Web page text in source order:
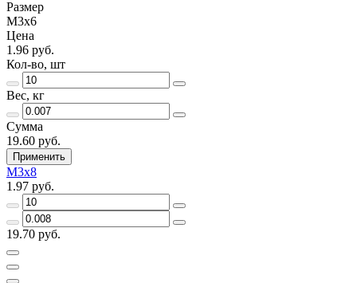
Размер
М3х6
Цена
1.96 руб.
Кол-во, шт
Вес, кг
Сумма
19.60 руб.
Применить
М3х8
1.97 руб.
19.70 руб.